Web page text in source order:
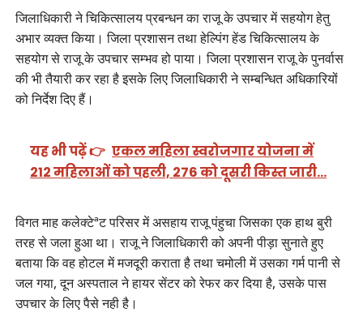
जिलाधिकारी ने चिकित्सालय प्रबन्धन का राजू के उपचार में सहयोग हेतु
अभार व्यक्त किया। जिला प्रशासन तथा हेल्पिंग हेंड चिकित्सालय के
सहयोग से राजू के उपचार सम्भव हो पाया। जिला प्रशासन राजू के पुनर्वास
की भी तैयारी कर रहा है इसके लिए जिलाधिकारी ने सम्बन्धित अधिकारियों
को निर्देश दिए हैं।
यह भी पढ़ें 👉 एकल महिला स्वरोजगार योजना में
212 महिलाओं को पहली, 276 को दूसरी किस्त जारी…
विगत माह कलेक्टेªट परिसर में असहाय राजू पंहुचा जिसका एक हाथ बुरी
तरह से जला हुआ था। राजू ने जिलाधिकारी को अपनी पीड़ा सुनाते हुए
बताया कि वह होटल में मजदूरी कराता है तथा चमोली में उसका गर्म पानी से
जल गया, दून अस्पताल ने हायर सेंटर को रेफर कर दिया है, उसके पास
उपचार के लिए पैसे नही है।